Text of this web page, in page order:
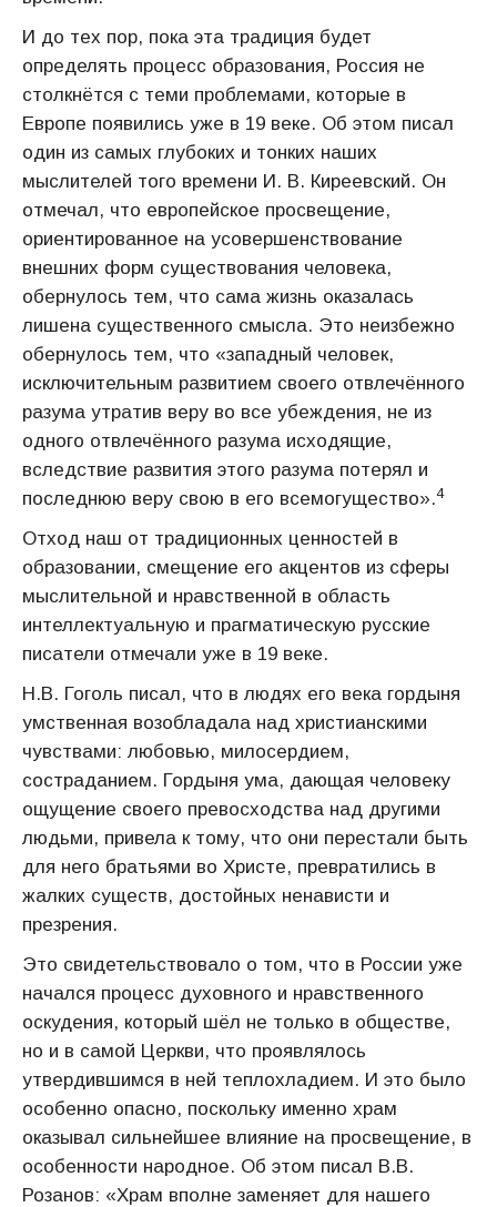
И до тех пор, пока эта традиция будет
определять процесс образования, Россия не
столкнётся с теми проблемами, которые в
Европе появились уже в 19 веке. Об этом писал
один из самых глубоких и тонких наших
мыслителей того времени И. В. Киреевский. Он
отмечал, что европейское просвещение,
ориентированное на усовершенствование
внешних форм существования человека,
обернулось тем, что сама жизнь оказалась
лишена существенного смысла. Это неизбежно
обернулось тем, что «западный человек,
исключительным развитием своего отвлечённого
разума утратив веру во все убеждения, не из
одного отвлечённого разума исходящие,
вследствие развития этого разума потерял и
последнюю веру свою в его всемогущество».4
Отход наш от традиционных ценностей в
образовании, смещение его акцентов из сферы
мыслительной и нравственной в область
интеллектуальную и прагматическую русские
писатели отмечали уже в 19 веке.
Н.В. Гоголь писал, что в людях его века гордыня
умственная возобладала над христианскими
чувствами: любовью, милосердием,
состраданием. Гордыня ума, дающая человеку
ощущение своего превосходства над другими
людьми, привела к тому, что они перестали быть
для него братьями во Христе, превратились в
жалких существ, достойных ненависти и
презрения.
Это свидетельствовало о том, что в России уже
начался процесс духовного и нравственного
оскудения, который шёл не только в обществе,
но и в самой Церкви, что проявлялось
утвердившимся в ней теплохладием. И это было
особенно опасно, поскольку именно храм
оказывал сильнейшее влияние на просвещение, в
особенности народное. Об этом писал В.В.
Розанов: «Храм вполне заменяет для нашего